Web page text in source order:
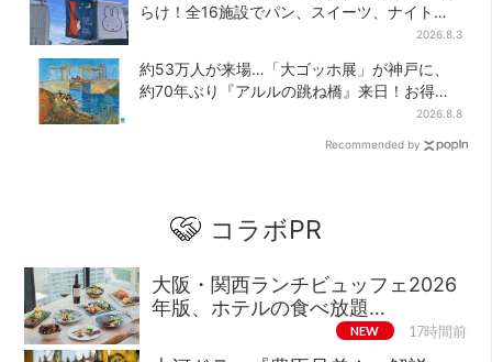
らけ！全16施設でパン、スイーツ、ナイトマ
2026.8.3
約53万人が来場…「大ゴッホ展」が神戸に、
約70年ぶり『アルルの跳ね橋』来日！お得な
2026.8.8
Recommended by
コラボPR
大阪・関西ランチビュッフェ2026
年版、ホテルの食べ放題…
NEW 17時間前